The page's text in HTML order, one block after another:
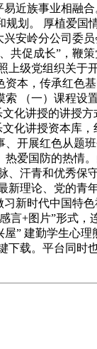
近族事业相融
划。 厚植爱国
安岭分公司委
共促成长”，鞭
级党组织关于
本，传承红色
（一）课程设
化讲授的讲授
化讲授资本库
开展红色从题
爱国防的热情
、汗青和优秀
理论、党的青
新时代中国特
言+图片”形式
” 建勤学生心
载。平台同时